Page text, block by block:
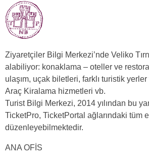
Ziyaretçiler Bilgi Merkezi’nde Veliko
alabiliyor: konaklama – oteller ve
ulaşım, uçak biletleri, farklı turistik
Araç Kiralama hizmetleri vb.
Turist Bilgi Merkezi, 2014 yılından bu
TicketPro, TicketPortal ağlarındaki tüm
düzenleyebilmektedir.
ANA OFİS